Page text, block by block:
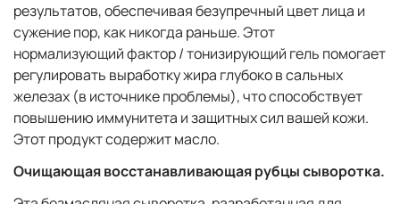
результатов, обеспечивая безупречный цвет лица и
сужение пор, как никогда раньше. Этот
нормализующий фактор / тонизирующий гель помогает
регулировать выработку жира глубоко в сальных
железах (в источнике проблемы), что способствует
повышению иммунитета и защитных сил вашей кожи.
Этот продукт содержит масло.
Очищающая восстанавливающая рубцы сыворотка.